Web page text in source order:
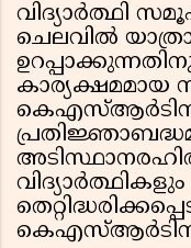
വിദ്യാർത്ഥി
ചെലവിൽ
കാര്യക്ഷമമായ